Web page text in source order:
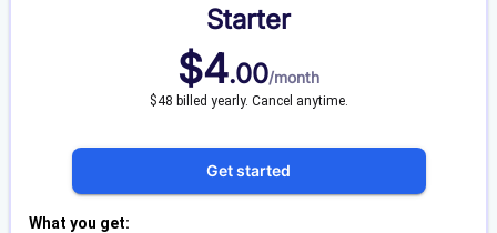
Starter
$4.00/month
$48 billed yearly. Cancel anytime.
Get started
What you get: